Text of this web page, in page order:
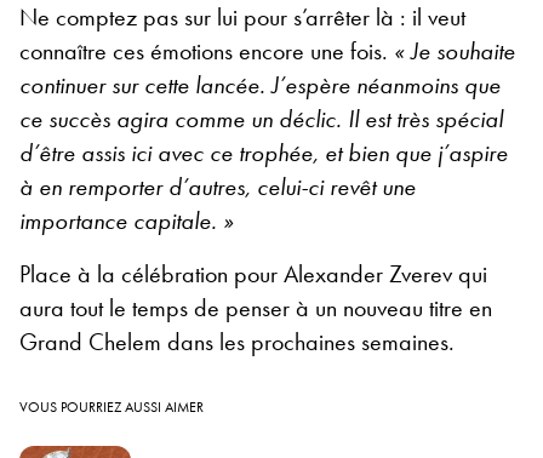
Ne comptez pas sur lui pour s’arrêter là : il veut
connaître ces émotions encore une fois. « Je souhaite
continuer sur cette lancée. J’espère néanmoins que
ce succès agira comme un déclic. Il est très spécial
d’être assis ici avec ce trophée, et bien que j’aspire
à en remporter d’autres, celui-ci revêt une
importance capitale. »
Place à la célébration pour Alexander Zverev qui
aura tout le temps de penser à un nouveau titre en
Grand Chelem dans les prochaines semaines.
VOUS POURRIEZ AUSSI AIMER